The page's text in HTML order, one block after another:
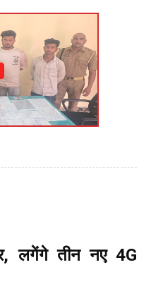
लगेंगे तीन नए 4G